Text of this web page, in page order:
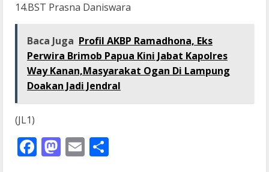
14.BST Prasna Daniswara
Baca Juga Profil AKBP Ramadhona, Eks
Perwira Brimob Papua Kini Jabat Kapolres
Way Kanan,Masyarakat Ogan Di Lampung
Doakan Jadi Jendral
(JL1)
Facebook
Mastodon
Email